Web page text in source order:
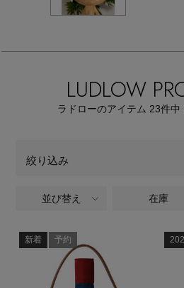
【レース】上品な透け感
【雨の日】急な雨対策グッズ
【限定】ここでしか買えな
CATEGORY
すべてのウェア
カットソー・Tシャツ
ワンピース・チュニック
パンツ
パンプス
スニーカー
ショルダーバッグ
ストール・マフラー・ケープ
すべてのアクセサリー
ランジェリー
LUDLOW
ラドローのアイテム 23件中
絞り込み
商品タイプ
CATEGORY
COLOR
並び替え 在庫
新着 予約